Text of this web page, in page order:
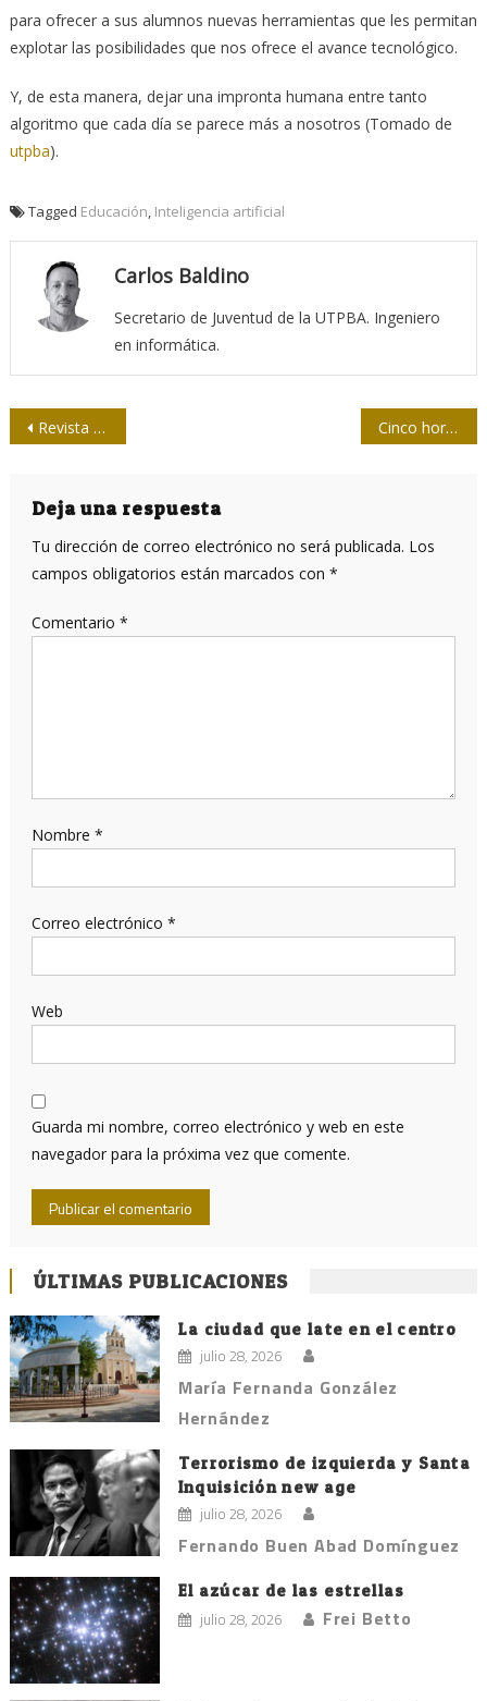
para ofrecer a sus alumnos nuevas herramientas que les permitan
explotar las posibilidades que nos ofrece el avance tecnológico.
Y, de esta manera, dejar una impronta humana entre tanto
algoritmo que cada día se parece más a nosotros (Tomado de
utpba).
Tagged Educación, Inteligencia artificial
Carlos Baldino
Secretario de Juventud de la UTPBA. Ingeniero
en informática.
Navegación
entradas
Revista El Álbum Cinco horas de historia en tiempo de documental
Deja una respuesta
Tu dirección de correo electrónico no será publicada. Los
campos obligatorios están marcados con *
Comentario *
Nombre *
Correo electrónico *
Web
Guarda mi nombre, correo electrónico y web en este
navegador para la próxima vez que comente.
ÚLTIMAS PUBLICACIONES
La ciudad que late en el centro
julio 28, 2026
María Fernanda González
Hernández
Terrorismo de izquierda y Santa
Inquisición new age
julio 28, 2026
Fernando Buen Abad Domínguez
El azúcar de las estrellas
julio 28, 2026 Frei Betto